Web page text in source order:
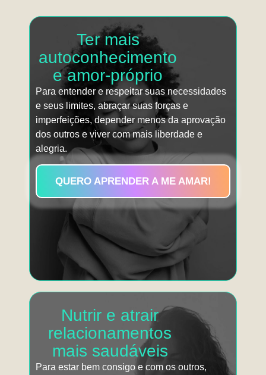
Ter mais
autoconhecimento
e amor-próprio
Para entender e respeitar suas necessidades
e seus limites, abraçar suas forças e
imperfeições, depender menos da aprovação
dos outros e viver com mais liberdade e
alegria.
QUERO APRENDER A ME AMAR!
Nutrir e atrair
relacionamentos
mais saudáveis
Para estar bem consigo e com os outros,